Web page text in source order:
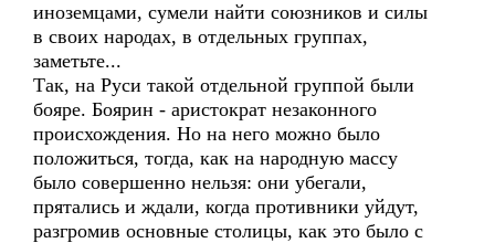
иноземцами, сумели найти союзников и силы
в своих народах, в отдельных группах,
заметьте...
Так, на Руси такой отдельной группой были
бояре. Боярин - аристократ незаконного
происхождения. Но на него можно было
положиться, тогда, как на народную массу
было совершенно нельзя: они убегали,
прятались и ждали, когда противники уйдут,
разгромив основные столицы, как это было с